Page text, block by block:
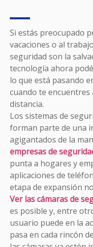
Si estás preocupado
vacaciones o al
seguridad son la
tecnología ahora
lo que está pasando
cuando te
distancia.
Los sistemas de
forman parte de una
agigantados de la
empresas de
punta a hogares y
aplicaciones de
etapa de expansión
Ver las cámaras de
es posible y, entre
usuario puede en la
pasa en cada rincón